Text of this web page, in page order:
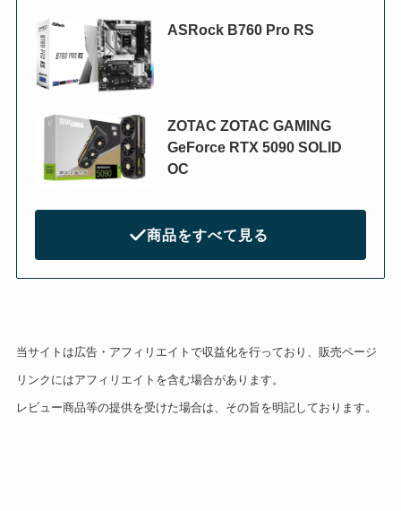
ASRock B760 Pro RS
ZOTAC ZOTAC GAMING
GeForce RTX 5090 SOLID
OC
商品をすべて見る
当サイトは広告・アフィリエイトで収益化を行っており、販売ページ
リンクにはアフィリエイトを含む場合があります。
レビュー商品等の提供を受けた場合は、その旨を明記しております。